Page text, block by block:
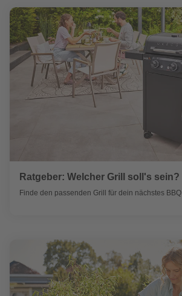
Ratgeber: Welcher Grill soll's sein?
Finde den passenden Grill für dein nächstes BBQ